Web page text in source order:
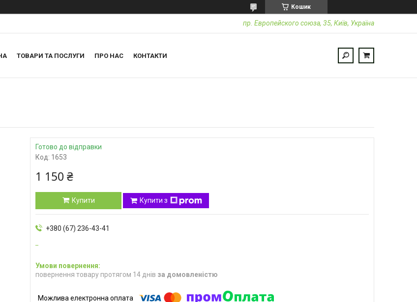
Кошик
пр. Европейского союза, 35, Київ, Україна
ТОВАРИ ТА ПОСЛУГИ ПРО НАС КОНТАКТИ
Готово до відправки
Код: 1653
1 150 ₴
Купити Купити з
+380 (67) 236-43-41
повернення товару протягом 14 днів за домовленістю